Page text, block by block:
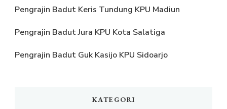
Pengrajin Badut Keris Tundung KPU Madiun
Pengrajin Badut Jura KPU Kota Salatiga
Pengrajin Badut Guk Kasijo KPU Sidoarjo
KATEGORI